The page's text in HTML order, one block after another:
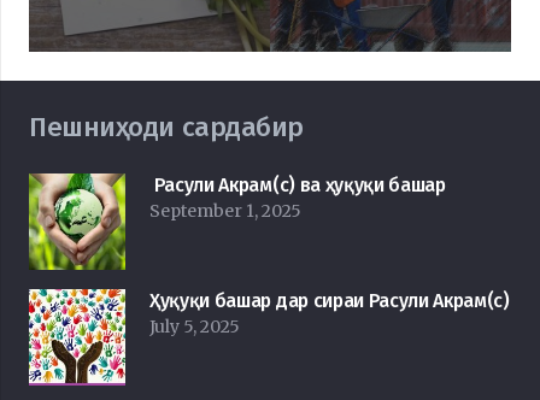
Пешниҳоди сардабир
Расули Акрам(с) ва ҳуқуқи башар
September 1, 2025
Ҳуқуқи башар дар сираи Расули Акрам(с)
July 5, 2025